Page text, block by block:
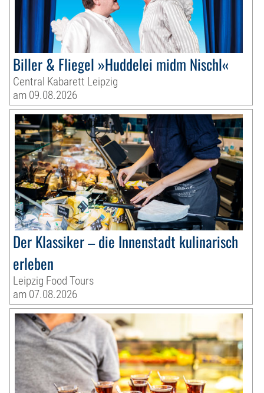
Biller & Fliegel »Huddelei midm Nischl«
Central Kabarett Leipzig
am 09.08.2026
Der Klassiker – die Innenstadt kulinarisch
erleben
Leipzig Food Tours
am 07.08.2026